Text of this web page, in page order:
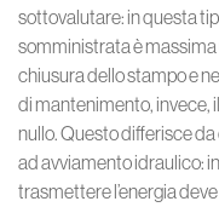
sottovalutare: in questa
somministrata è
chiusura dello stampo e
di mantenimento, invece,
nullo. Questo differisce
ad avviamento idraulico:
trasmettere l’energia